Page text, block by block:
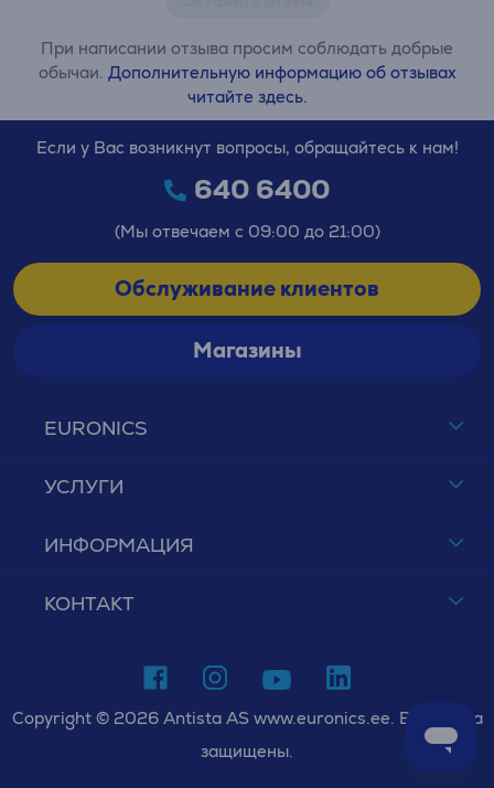
При написании отзыва просим соблюдать добрые
обычаи. Дополнительную информацию об отзывах
читайте здесь.
EURONICS
УСЛУГИ
ИНФОРМАЦИЯ
КОНТАКТ
Если у Вас возникнут вопросы, обращайтесь к нам!
640 6400
(Мы отвечаем с 09:00 до 21:00)
Обслуживание клиентов
Магазины
Copyright © 2026 Antista AS www.euronics.ee. Все права
защищены.